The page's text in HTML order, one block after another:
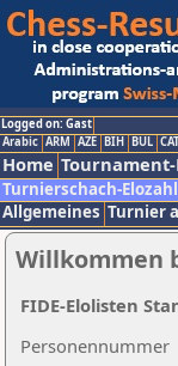
Logged on: Gast
Arabic ARM AZE BIH BUL CAT
Home
Turnierschach-Elozahl
Allgemeines Turnier
Willkommen
Personennummer
FIDE-Elolisten